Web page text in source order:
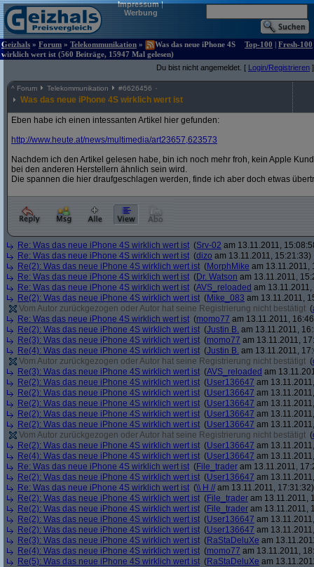
Impressum|
Werbung
Geizhals » Forum » Telekommunikation »
Was das neue iPhone 4S
wirklich wert ist (560 Beiträge, 15947 Mal gelesen)
Top-100 | Fresh-100
Du bist nicht angemeldet. [ Login/Registrieren ]
^ Forum Telekommunikation #6626456
Was das neue iPhone 4S wirklich wert ist
Eben habe ich einen intessanten Artikel hier gefunden:
http://www.heute.at/news/multimedia/art23657,623573
Nachdem ich den Artikel gelesen habe, bin ich noch mehr froh, kein Apple
bei den anderen Herstellern ähnlich sein wird.
Die spannen die hier draufgeschlagen werden, finde ich aber doch etwas
Re: Was das neue iPhone 4S wirklich wert ist (Srv-02 am 13.11.2011,
Re: Was das neue iPhone 4S wirklich wert ist (dizo am 13.11.2011, 15:21:33)
Re(2): Was das neue iPhone 4S wirklich wert ist (MorphMike am 13.11.2011,
Re: Was das neue iPhone 4S wirklich wert ist (Dr. Watson am 13.11.2011,
Re: Was das neue iPhone 4S wirklich wert ist (AVS_reloaded am
Re(2): Was das neue iPhone 4S wirklich wert ist (Mike_083 am 13.11.2011,
Vom Autor zurückgezogen oder Autor hat seine Registrierung nicht bestätigt (
Re: Was das neue iPhone 4S wirklich wert ist (momo77 am 13.11.2011,
Re(2): Was das neue iPhone 4S wirklich wert ist (Justin B. am 13.11.2011,
Re(3): Was das neue iPhone 4S wirklich wert ist (momo77 am 13.11.2011,
Re(4): Was das neue iPhone 4S wirklich wert ist (Justin B. am 13.11.2011,
Vom Autor zurückgezogen oder Autor hat seine Registrierung nicht bestätigt (
Re(3): Was das neue iPhone 4S wirklich wert ist (AVS_reloaded am
Re(2): Was das neue iPhone 4S wirklich wert ist (User136647 am
Re(2): Was das neue iPhone 4S wirklich wert ist (User136647 am
Re(2): Was das neue iPhone 4S wirklich wert ist (User136647 am
Re(2): Was das neue iPhone 4S wirklich wert ist (User136647 am
Re(2): Was das neue iPhone 4S wirklich wert ist (User136647 am
Vom Autor zurückgezogen oder Autor hat seine Registrierung nicht bestätigt (
Re(2): Was das neue iPhone 4S wirklich wert ist (User136647 am
Re(4): Was das neue iPhone 4S wirklich wert ist (User136647 am
Re: Was das neue iPhone 4S wirklich wert ist (File_trader am 13.11.2011,
Re(2): Was das neue iPhone 4S wirklich wert ist (User136647 am
Re: Was das neue iPhone 4S wirklich wert ist (\\ H // am 13.11.2011, 17:31:32)
Re(2): Was das neue iPhone 4S wirklich wert ist (File_trader am 13.11.2011,
Re(2): Was das neue iPhone 4S wirklich wert ist (File_trader am 13.11.2011,
Re(2): Was das neue iPhone 4S wirklich wert ist (User136647 am
Re(2): Was das neue iPhone 4S wirklich wert ist (User136647 am
Re(3): Was das neue iPhone 4S wirklich wert ist (RaStaDeluXe am
Re(4): Was das neue iPhone 4S wirklich wert ist (momo77 am 13.11.2011,
Re(5): Was das neue iPhone 4S wirklich wert ist (RaStaDeluXe am